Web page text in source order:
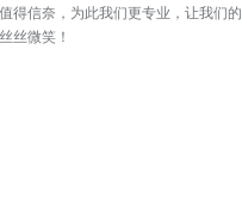
得信奈，为此我们更专业，让我们的
丝微笑！